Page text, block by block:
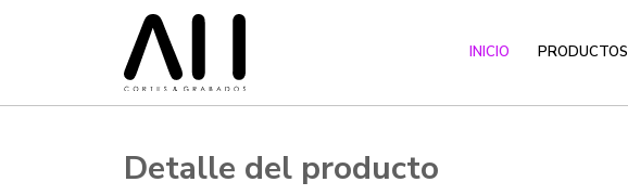
INICIO PRODUCTOS
Detalle del producto